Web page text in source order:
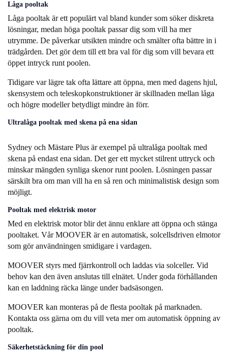
Låga pooltak
Låga pooltak är ett populärt val bland kunder som söker diskreta
lösningar, medan höga pooltak passar dig som vill ha mer
utrymme. De påverkar utsikten mindre och smälter ofta bättre in i
trädgården. Det gör dem till ett bra val för dig som vill bevara ett
öppet intryck runt poolen.
Tidigare var lägre tak ofta lättare att öppna, men med dagens hjul,
skensystem och teleskopkonstruktioner är skillnaden mellan låga
och högre modeller betydligt mindre än förr.
Ultralåga pooltak med skena på ena sidan
Sydney och Mästare Plus är exempel på ultralåga pooltak med
skena på endast ena sidan. Det ger ett mycket stilrent uttryck och
minskar mängden synliga skenor runt poolen. Lösningen passar
särskilt bra om man vill ha en så ren och minimalistisk design som
möjligt.
Pooltak med elektrisk motor
Med en elektrisk motor blir det ännu enklare att öppna och stänga
pooltaket. Vår MOOVER är en automatisk, solcellsdriven elmotor
som gör användningen smidigare i vardagen.
MOOVER styrs med fjärrkontroll och laddas via solceller. Vid
behov kan den även anslutas till elnätet. Under goda förhållanden
kan en laddning räcka länge under badsäsongen.
MOOVER kan monteras på de flesta pooltak på marknaden.
Kontakta oss gärna om du vill veta mer om automatisk öppning av
pooltak.
Säkerhetstäckning för din pool